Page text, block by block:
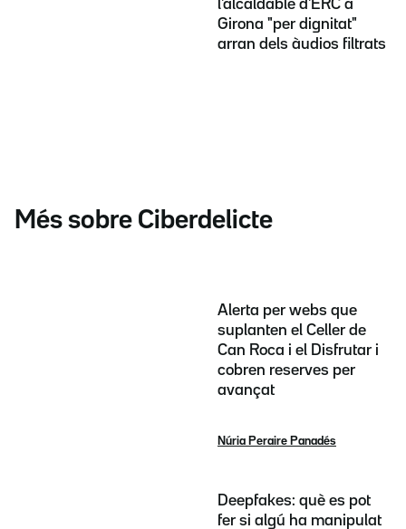
l'alcaldable d'ERC a
Girona "per dignitat"
arran dels àudios filtrats
Més sobre Ciberdelicte
Alerta per webs que
suplanten el Celler de
Can Roca i el Disfrutar i
cobren reserves per
avançat
Núria Peraire Panadés
Deepfakes: què es pot
fer si algú ha manipulat